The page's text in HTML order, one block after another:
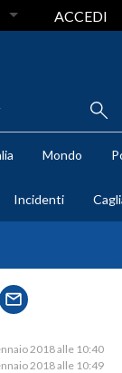
ACCEDI
Mondo
Incidenti
2018 alle 10:40
2018 alle 10:49